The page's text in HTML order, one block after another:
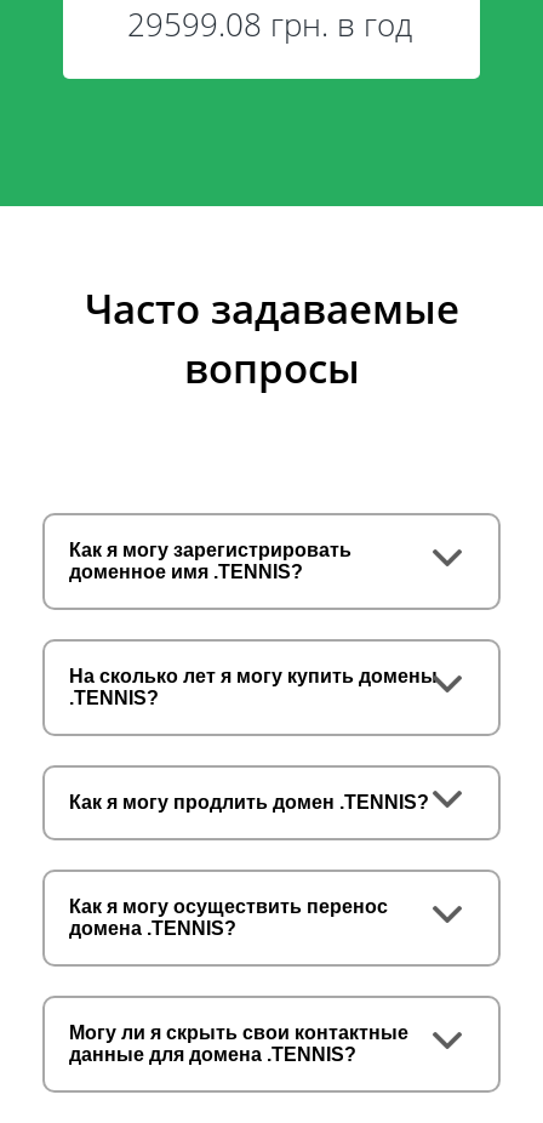
29599.08 грн. в год
Часто задаваемые
вопросы
Как я могу зарегистрировать
доменное имя .TENNIS?
На сколько лет я могу купить домены
.TENNIS?
Как я могу продлить домен .TENNIS?
Как я могу осуществить перенос
домена .TENNIS?
Могу ли я скрыть свои контактные
данные для домена .TENNIS?